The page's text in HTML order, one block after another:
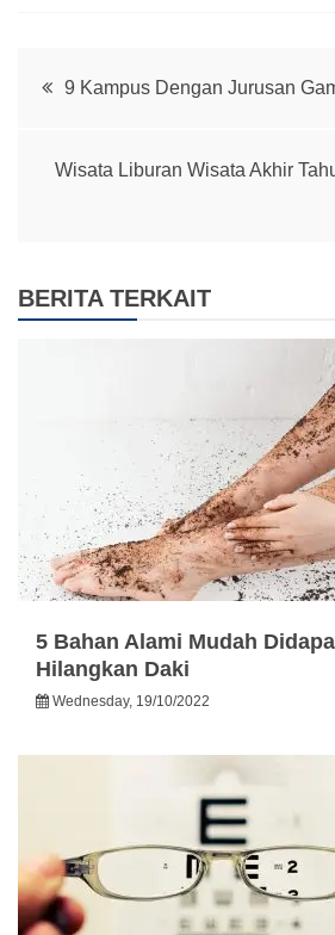
Post
9 Kampus Dengan Jurusan
Wisata Liburan Wisata Akhir
BERITA TERKAIT
5 Bahan Alami Mudah
Hilangkan Daki
Wednesday, 19/10/2022